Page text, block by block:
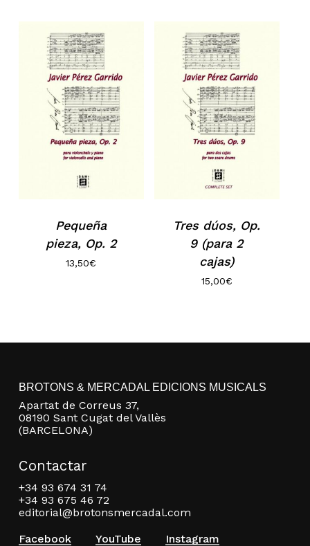
No hay productos en el carrito.
Pequeña
pieza, Op. 2
13,50€
Tres dúos, Op.
9 (para 2
cajas)
15,00€
BROTONS & MERCADAL EDICIONS MUSICALS
Apartat de Correus 37,
08190 Sant Cugat del Vallès
(BARCELONA)
Contactar
+34 93 674 31 74
+34 93 675 46 72
editorial@brotonsmercadal.com
Facebook
YouTube Instagram